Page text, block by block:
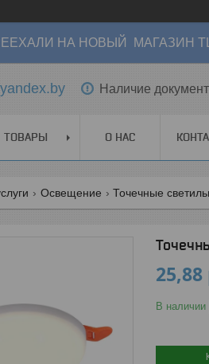
НА НОВЫЙ МАГАЗИН ТЦ
Наличие
ТОВАРЫ О НАС
Освещение Точечные
25,88
В наличии